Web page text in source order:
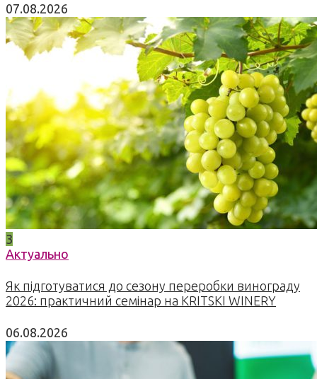
07.08.2026
3
Актуально
Як підготуватися до сезону переробки винограду
2026: практичний семінар на KRITSKI WINERY
06.08.2026